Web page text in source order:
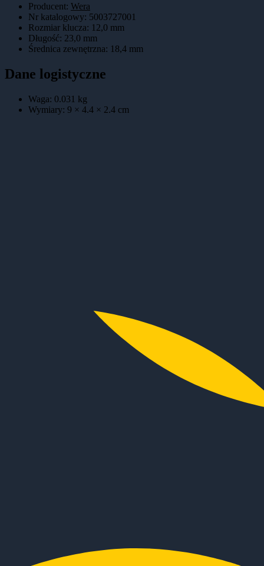
Producent: Wera
Nr katalogowy: 5003727001
Rozmiar klucza: 12,0 mm
Długość: 23,0 mm
Średnica zewnętrzna: 18,4 mm
Dane logistyczne
Waga: 0.031 kg
Wymiary: 9 × 4.4 × 2.4 cm